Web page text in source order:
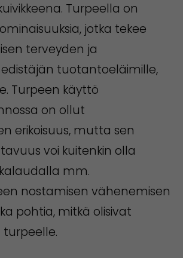
Turpeella on
jotka tekee
terveyden ja
tuotantoeläimille,
Turpeen käyttö
on ollut
erikoisuus, mutta sen
voi kuitenkin olla
mm.
nostamisen vähenemisen
pohtia, mitkä olisivat